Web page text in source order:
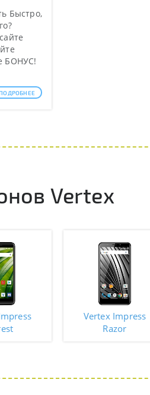
Быстро,
БОНУС!
Vertex
Vertex Impress
Razor